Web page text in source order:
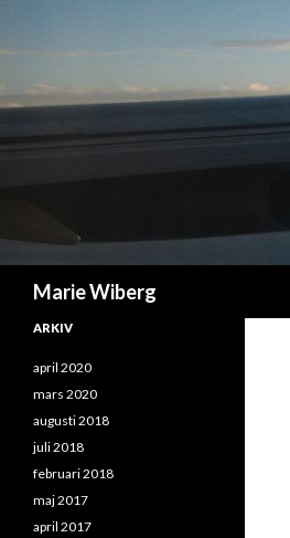
Marie Wiberg
ARKIV
april 2020
mars 2020
augusti 2018
juli 2018
februari 2018
maj 2017
april 2017